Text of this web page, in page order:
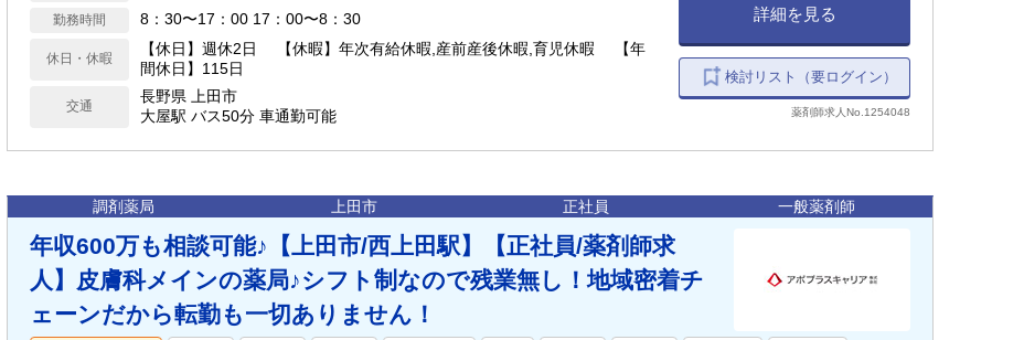
勤務時間 8：30〜17：00 17：00〜8：30
休日・休暇
【休日】週休2日 【休暇】年次有給休暇,産前産後休暇,育児休暇 【年
間休日】115日
交通
長野県 上田市
大屋駅 バス50分 車通勤可能
詳細を見る
検討リスト（要ログイン）
薬剤師求人No.1254048
調剤薬局 上田市 正社員 一般薬剤師
年収600万も相談可能♪【上田市/西上田駅】【正社員/薬剤師求
人】皮膚科メインの薬局♪シフト制なので残業無し！地域密着チ
ェーンだから転勤も一切ありません！